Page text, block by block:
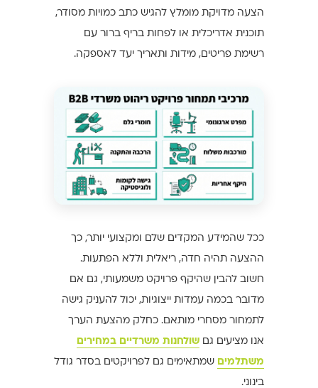
הצעה מדויקת מומלץ להגיש כתב כמויות מסודר,
תוכנית אדריכלית או לפחות בריף ברור עם
רשימת פריטים, מידות ותאריך יעד לאספקה.
ככל שהמידע המקדים שלם ומקצועי יותר, כך
ההצעה תהיה חדה, ריאלית וללא הפתעות.
חשוב להבין שהיקף פרויקט משמעותי, גם אם
מדובר בכמה עמדות ייצוגיות, יכול להעניק גישה
לתמחור מסחרי מותאם. כחלק מהצעת הערך
אנו מציעים גם שולחנות משרדיים במחירים
משתלמים שמתאימים גם לפרויקטים בסדר גודל
בינוני.